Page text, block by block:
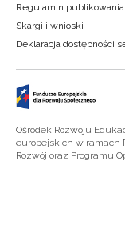
Regulamin
Skargi i wnioski
Deklaracja dostępności
Ośrodek Rozwoju
europejskich w ramach
Rozwój oraz Programu